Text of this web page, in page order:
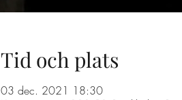
Tid och plats
03 dec. 2021 18:30